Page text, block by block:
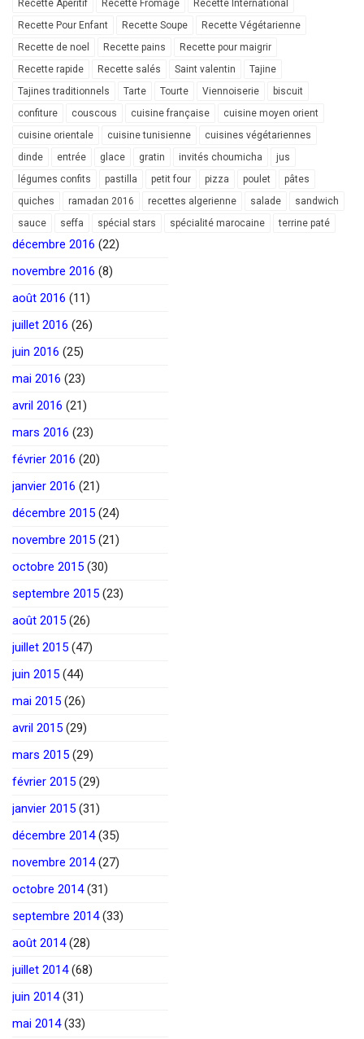
Recette Apéritif Recette Fromage
Recette International
Recette Pour Enfant
Recette Soupe
Recette Végétarienne
Recette de noel
Recette pains
Recette pour maigrir
Recette rapide
Recette salés Saint valentin
Tajine
Tajines traditionnels
Tarte Tourte Viennoiserie
biscuit
confiture
couscous cuisine française
cuisine moyen orient
cuisine orientale
cuisine tunisienne
cuisines végétariennes
dinde
entrée glace gratin invités choumicha
jus
légumes confits
pastilla petit four pizza poulet
pâtes
quiches
ramadan 2016 recettes algerienne salade
sandwich
sauce
seffa spécial stars spécialité marocaine terrine paté
décembre 2016 (22)
novembre 2016 (8)
août 2016 (11)
juillet 2016 (26)
juin 2016 (25)
mai 2016 (23)
avril 2016 (21)
mars 2016 (23)
février 2016 (20)
janvier 2016 (21)
décembre 2015 (24)
novembre 2015 (21)
octobre 2015 (30)
septembre 2015 (23)
août 2015 (26)
juillet 2015 (47)
juin 2015 (44)
mai 2015 (26)
avril 2015 (29)
mars 2015 (29)
février 2015 (29)
janvier 2015 (31)
décembre 2014(35)
novembre 2014(27)
octobre 2014(31)
septembre 2014(33)
août 2014(28)
juillet 2014(68)
juin 2014(31)
mai 2014(33)